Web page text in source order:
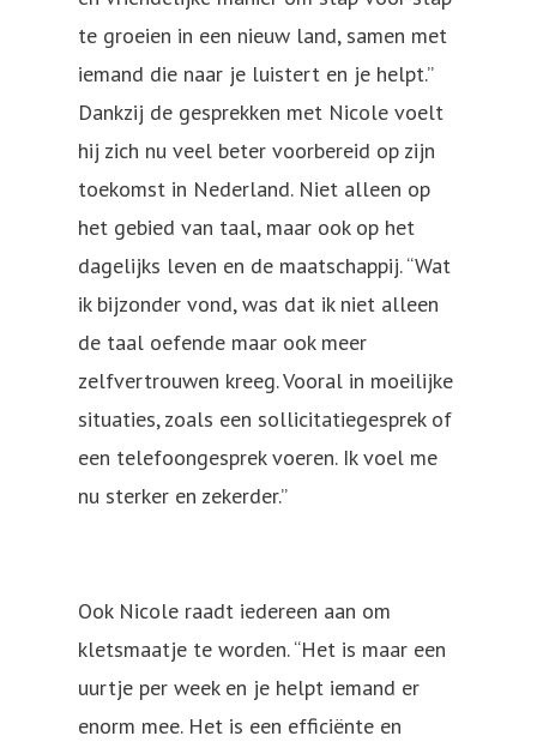
te groeien in een nieuw land, samen met
iemand die naar je luistert en je helpt.”
Dankzij de gesprekken met Nicole voelt
hij zich nu veel beter voorbereid op zijn
toekomst in Nederland. Niet alleen op
het gebied van taal, maar ook op het
dagelijks leven en de maatschappij. “Wat
ik bijzonder vond, was dat ik niet alleen
de taal oefende maar ook meer
zelfvertrouwen kreeg. Vooral in moeilijke
situaties, zoals een sollicitatiegesprek of
een telefoongesprek voeren. Ik voel me
nu sterker en zekerder.”
Ook Nicole raadt iedereen aan om
kletsmaatje te worden. “Het is maar een
uurtje per week en je helpt iemand er
enorm mee. Het is een efficiënte en